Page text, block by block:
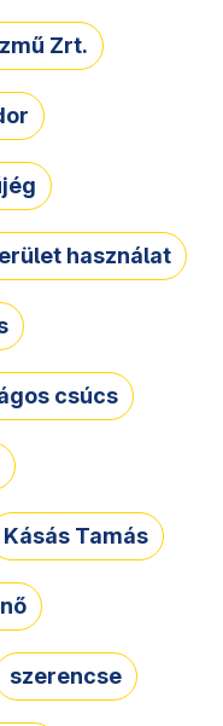
Zrt.
használat
csúcs
Kásás Tamás
szerencse